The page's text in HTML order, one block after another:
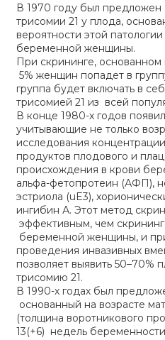
В 1970 году был
трисомии 21 у плода,
вероятности этой
беременной женщины.
При скрининге,
5% женщин попадет в
группа будет включать в
трисомией 21 из всей
В конце 1980-х годов
учитывающие не только
исследования
продуктов плодового и
происхождения в крови
альфа-фетопротеин (АФП),
эстриола (uE3),
ингибин А. Этот метод
эффективным, чем скрининг
беременной женщины, и
проведения инвазивных
позволяет выявить 50–70%
трисомию 21.
В 1990-х годах был
основанный на возрасте
(толщина воротникового
13(+6) недель